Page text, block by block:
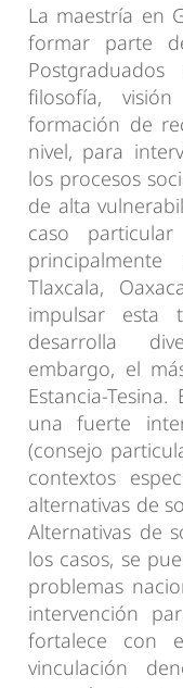
La maestría en
formar parte
filosofía,
formación de
nivel, para
los procesos
de alta
caso
Tlaxcala,
impulsar esta
desarrolla
embargo, el
Estancia-
una fuerte
(consejo
contextos
alternativas de
Alternativas de
los casos, se
problemas
intervención
fortalece con
vinculación